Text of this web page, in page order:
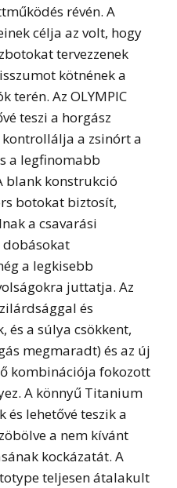
révén. A
célja az volt, hogy
tervezzenek
kötnének a
terén. Az OLYMPIC
teszi a horgász
a zsinórt a
a legfinomabb
blank konstrukció
botokat biztosít,
a csavarási
dobásokat
a legkisebb
juttatja. Az
és
és a súlya csökkent,
megmaradt) és az új
kombinációja fokozott
A könnyű Titanium
és lehetővé teszik a
a nem kívánt
kockázatát. A
teljesen átalakult